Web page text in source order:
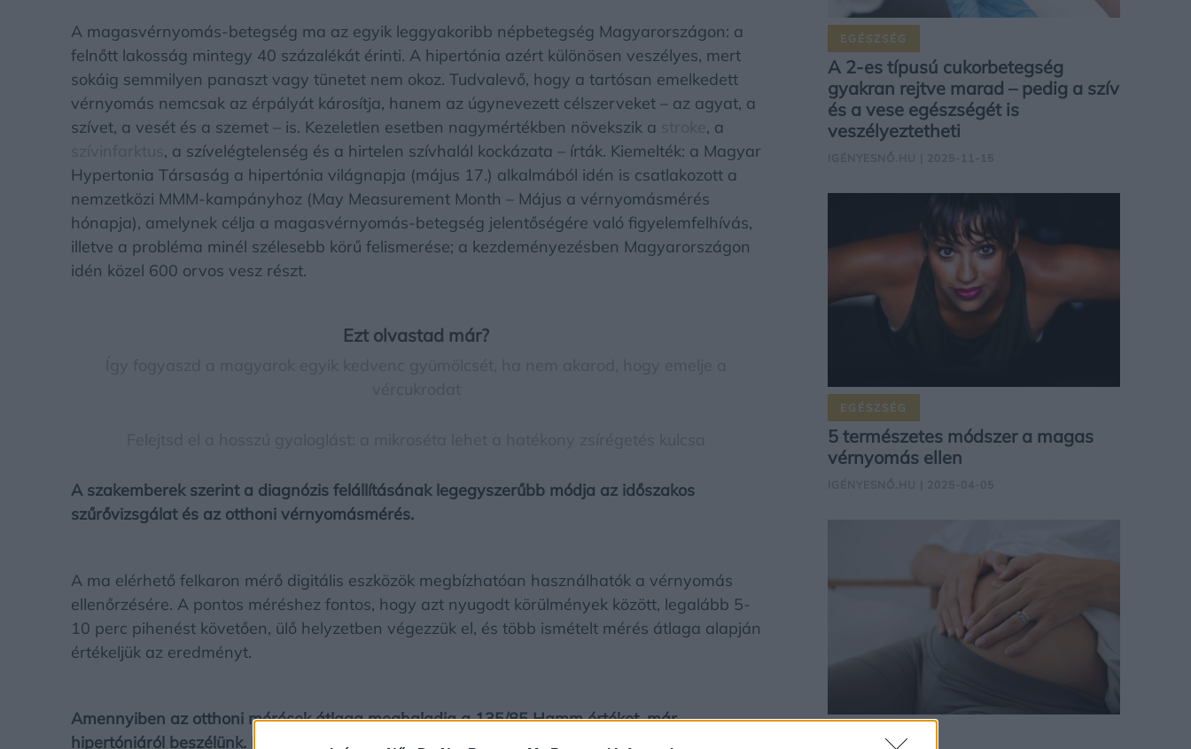
A magasvérnyomás-betegség ma az egyik leggyakoribb népbetegség Magyarországon: a
felnőtt lakosság mintegy 40 százalékát érinti. A hipertónia azért különösen veszélyes, mert
sokáig semmilyen panaszt vagy tünetet nem okoz. Tudvalevő, hogy a tartósan emelkedett
vérnyomás nemcsak az érpályát károsítja, hanem az úgynevezett célszerveket – az agyat, a
szívet, a vesét és a szemet – is. Kezeletlen esetben nagymértékben növekszik a
, a
, a szívelégtelenség és a hirtelen szívhalál kockázata – írták. Kiemelték: a Magyar
Hypertonia Társaság a hipertónia világnapja (május 17.) alkalmából idén is csatlakozott a
nemzetközi MMM-kampányhoz (May Measurement Month – Május a vérnyomásmérés
hónapja), amelynek célja a magasvérnyomás-betegség jelentőségére való figyelemfelhívás,
illetve a probléma minél szélesebb körű felismerése; a kezdeményezésben Magyarországon
idén közel 600 orvos vesz részt.
Ezt olvastad már?
A szakemberek szerint a diagnózis felállításának legegyszerűbb módja az időszakos
szűrővizsgálat és az otthoni vérnyomásmérés.
A ma elérhető felkaron mérő digitális eszközök megbízhatóan használhatók a vérnyomás
ellenőrzésére. A pontos méréshez fontos, hogy azt nyugodt körülmények között, legalább 5-
10 perc pihenést követően, ülő helyzetben végezzük el, és több ismételt mérés átlaga alapján
értékeljük az eredményt.
Amennyiben az otthoni mérések átlaga meghaladja a 135/85 Hgmm értéket, már
hipertóniáról beszélünk.
: a magasvérnyomás-betegség kezelése bonyolult
EGÉSZSÉG
A 2-es típusú cukorbetegség
gyakran rejtve marad – pedig a szív
és a vese egészségét is
veszélyeztetheti
EGÉSZSÉG
5 természetes módszer a magas
vérnyomás ellen
ANYASÁG